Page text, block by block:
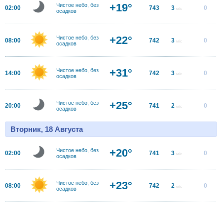
02:00
Чистое небо, без
осадков
+19° 743 3 м/с 0
08:00
Чистое небо, без
осадков
+22° 742 3 м/с 0
14:00
Чистое небо, без
осадков
+31° 742 3 м/с 0
20:00
Чистое небо, без
осадков
+25° 741 2 м/с 0
Вторник, 18 Августа
02:00
Чистое небо, без
осадков
+20° 741 3 м/с 0
08:00
Чистое небо, без
осадков
+23° 742 2 м/с 0